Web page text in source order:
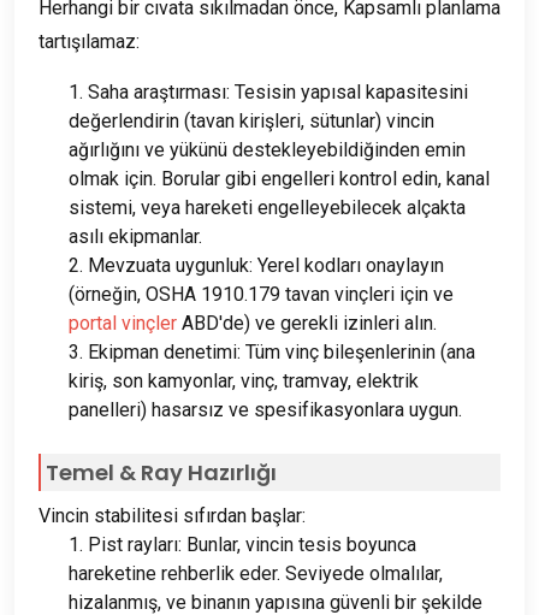
Herhangi bir cıvata sıkılmadan önce, Kapsamlı planlama
tartışılamaz:
1. Saha araştırması: Tesisin yapısal kapasitesini
değerlendirin (tavan kirişleri, sütunlar) vincin
ağırlığını ve yükünü destekleyebildiğinden emin
olmak için. Borular gibi engelleri kontrol edin, kanal
sistemi, veya hareketi engelleyebilecek alçakta
asılı ekipmanlar.
2. Mevzuata uygunluk: Yerel kodları onaylayın
(örneğin, OSHA 1910.179 tavan vinçleri için ve
portal vinçler ABD'de) ve gerekli izinleri alın.
3. Ekipman denetimi: Tüm vinç bileşenlerinin (ana
kiriş, son kamyonlar, vinç, tramvay, elektrik
panelleri) hasarsız ve spesifikasyonlara uygun.
Temel & Ray Hazırlığı
Vincin stabilitesi sıfırdan başlar:
1. Pist rayları: Bunlar, vincin tesis boyunca
hareketine rehberlik eder. Seviyede olmalılar,
hizalanmış, ve binanın yapısına güvenli bir şekilde